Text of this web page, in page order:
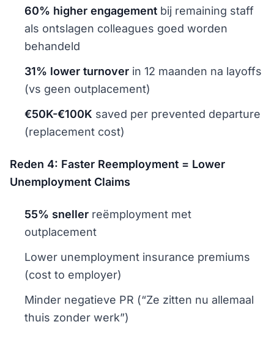
60% higher engagement bij remaining staff
als ontslagen colleagues goed worden
behandeld
31% lower turnover in 12 maanden na layoffs
(vs geen outplacement)
€50K-€100K saved per prevented departure
(replacement cost)
Reden 4: Faster Reemployment = Lower
Unemployment Claims
55% sneller reëmployment met
outplacement
Lower unemployment insurance premiums
(cost to employer)
Minder negatieve PR (“Ze zitten nu allemaal
thuis zonder werk”)